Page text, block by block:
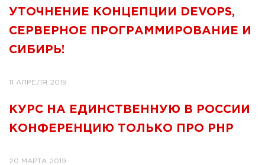
УТОЧНЕНИЕ КОНЦЕПЦИИ DEVOPS,
СЕРВЕРНОЕ ПРОГРАММИРОВАНИЕ И
СИБИРЬ!
11 АПРЕЛЯ 2019
КУРС НА ЕДИНСТВЕННУЮ В РОССИИ
КОНФЕРЕНЦИЮ ТОЛЬКО ПРО PHP
20 МАРТА 2019